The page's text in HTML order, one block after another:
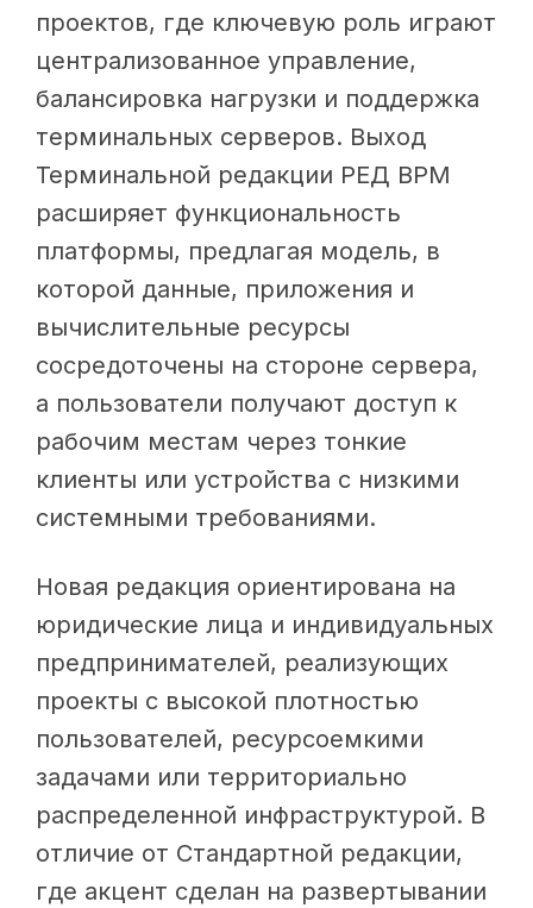
проектов, где ключевую роль играют
централизованное управление,
балансировка нагрузки и поддержка
терминальных серверов. Выход
Терминальной редакции РЕД ВРМ
расширяет функциональность
платформы, предлагая модель, в
которой данные, приложения и
вычислительные ресурсы
сосредоточены на стороне сервера,
а пользователи получают доступ к
рабочим местам через тонкие
клиенты или устройства с низкими
системными требованиями.
Новая редакция ориентирована на
юридические лица и индивидуальных
предпринимателей, реализующих
проекты с высокой плотностью
пользователей, ресурсоемкими
задачами или территориально
распределенной инфраструктурой. В
отличие от Стандартной редакции,
где акцент сделан на развертывании